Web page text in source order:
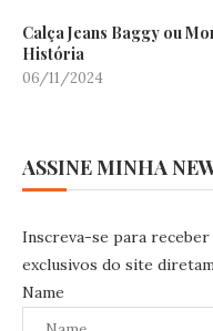
Calça Jeans Baggy ou
História
06/11/2024
ASSINE MINHA
Inscreva-se para
exclusivos do site
Name